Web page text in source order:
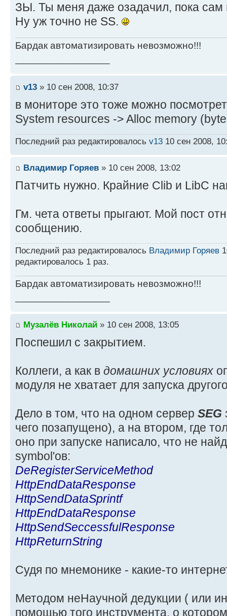
ЗЫ. Ты меня даже озадачил, пока сам
Ну уж точно не SS.
Бардак автоматизировать невозможно!!!
v13 » 10 сен 2008, 10:37
в мониторе это тоже можно
System resources -> Alloc memory
Последний раз редактировалось v13 10 сен 2008,
Владимир Горяев » 10 сен 2008, 13:02
Патчить нужно. Крайние Clib и LibC
Гм. чета ответы прыгают. Мой пост
сообщению.
Последний раз редактировалось Владимир Горяев
редактировалось 1 раз.
Бардак автоматизировать невозможно!!!
Музалёв Николай » 10 сен 2008, 13:05
Поспешил с закрытием.
Коллеги, а как в домашних условиях
модуля не хватает для запуска
Дело в том, что на одном сервер SEG
чего позапущено), а на втором, где
оно при запуске написало, что не
symbol'ов:
DeRegisterServiceMethod
HttpEndDataResponse
HttpSendDataSprintf
HttpEndDataResponse
HttpSendSeccessfulResponse
HttpReturnString
Судя по мнемонике - какие-то
Методом неНаучной дедукции ( или
помощью того инструмента, о котором